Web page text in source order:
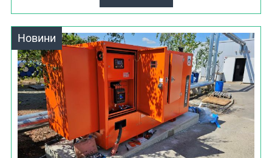
Новини